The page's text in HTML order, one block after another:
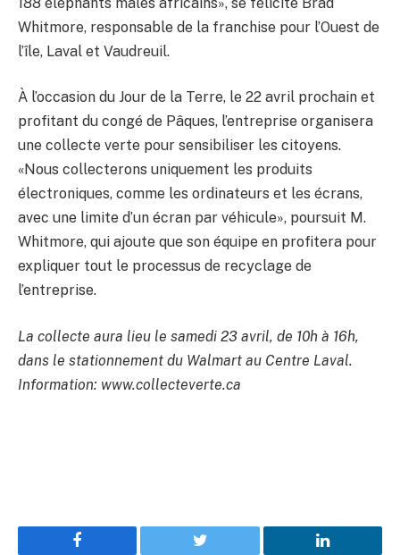
Whitmore, responsable de la franchise pour l’Ouest de
l’île, Laval et Vaudreuil.
À l’occasion du Jour de la Terre, le 22 avril prochain et
profitant du congé de Pâques, l’entreprise organisera
une collecte verte pour sensibiliser les citoyens.
«Nous collecterons uniquement les produits
électroniques, comme les ordinateurs et les écrans,
avec une limite d’un écran par véhicule», poursuit M.
Whitmore, qui ajoute que son équipe en profitera pour
expliquer tout le processus de recyclage de
l’entreprise.
La collecte aura lieu le samedi 23 avril, de 10h à 16h,
dans le stationnement du Walmart au Centre Laval.
Information: www.collecteverte.ca